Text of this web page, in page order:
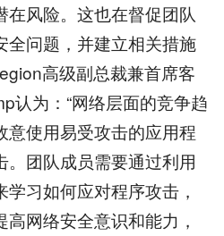
风险。这也在督促团队
全问题，并建立相关措施
高级副总裁兼首席客
认为：“网络层面的竞争趋
意使用易受攻击的应用程
。团队成员需要通过利用
习如何应对程序攻击，
网络安全意识和能力，